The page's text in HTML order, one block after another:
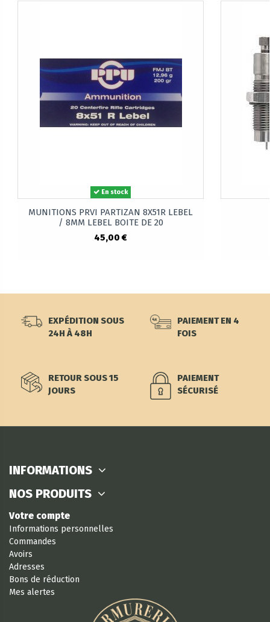
En stock
MUNITIONS PRVI PARTIZAN 8X51R LEBEL
/ 8MM LEBEL BOITE DE 20
45,00 €
EXPÉDITION SOUS
24H À 48H
PAIEMENT EN 4
FOIS
RETOUR SOUS 15
JOURS
PAIEMENT
SÉCURISÉ
INFORMATIONS
NOS PRODUITS
Votre compte
Informations personnelles
Commandes
Avoirs
Adresses
Bons de réduction
Mes alertes